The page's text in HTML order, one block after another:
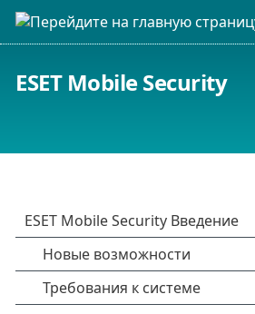
ESET Mobile Security